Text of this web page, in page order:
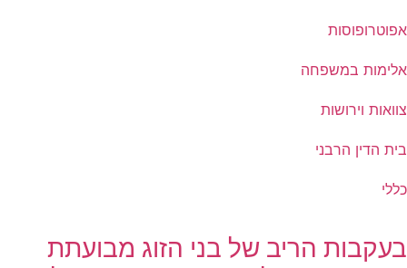
אפוטרופוסות
אלימות במשפחה
צוואות וירושות
בית הדין הרבני
כללי
בעקבות הריב של בני הזוג מבועתת